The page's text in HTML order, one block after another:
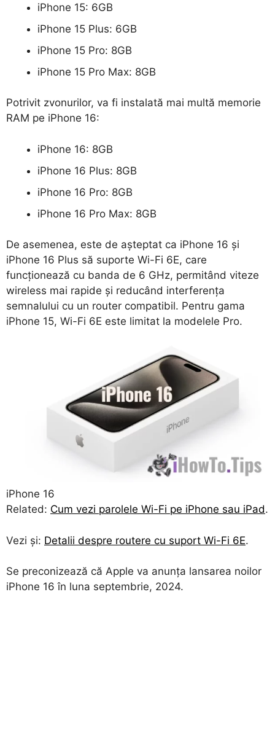
iPhone 15: 6GB
iPhone 15 Plus: 6GB
iPhone 15 Pro: 8GB
iPhone 15 Pro Max: 8GB
Potrivit zvonurilor, va fi instalată mai multă memorie
RAM pe iPhone 16:
iPhone 16: 8GB
iPhone 16 Plus: 8GB
iPhone 16 Pro: 8GB
iPhone 16 Pro Max: 8GB
De asemenea, este de așteptat ca iPhone 16 și
iPhone 16 Plus să suporte Wi-Fi 6E, care
funcționează cu banda de 6 GHz, permitând viteze
wireless mai rapide și reducând interferența
semnalului cu un router compatibil. Pentru gama
iPhone 15, Wi-Fi 6E este limitat la modelele Pro.
iPhone 16
Related: Cum vezi parolele Wi-Fi pe iPhone sau iPad.
Vezi și: Detalii despre routere cu suport Wi-Fi 6E.
Se preconizează că Apple va anunța lansarea noilor
iPhone 16 în luna septembrie, 2024.